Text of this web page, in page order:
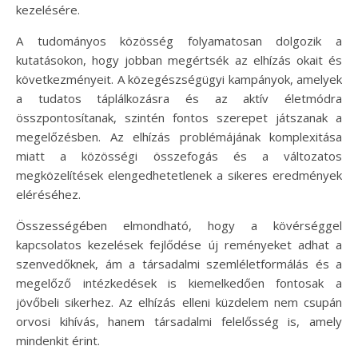
kezelésére.
A tudományos közösség folyamatosan dolgozik a
kutatásokon, hogy jobban megértsék az elhízás okait és
következményeit. A közegészségügyi kampányok, amelyek
a tudatos táplálkozásra és az aktív életmódra
összpontosítanak, szintén fontos szerepet játszanak a
megelőzésben. Az elhízás problémájának komplexitása
miatt a közösségi összefogás és a változatos
megközelítések elengedhetetlenek a sikeres eredmények
eléréséhez.
Összességében elmondható, hogy a kövérséggel
kapcsolatos kezelések fejlődése új reményeket adhat a
szenvedőknek, ám a társadalmi szemléletformálás és a
megelőző intézkedések is kiemelkedően fontosak a
jövőbeli sikerhez. Az elhízás elleni küzdelem nem csupán
orvosi kihívás, hanem társadalmi felelősség is, amely
mindenkit érint.